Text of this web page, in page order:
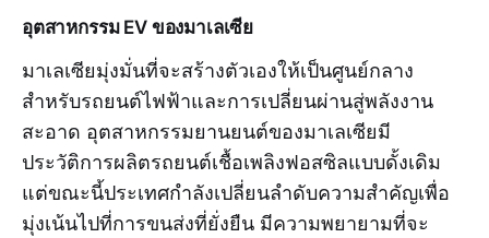
อุตสาหกรรม EV ของมาเลเซีย
มาเลเซียมุ่งมั่นที่จะสร้างตัวเองให้เป็นศูนย์กลาง
สำหรับรถยนต์ไฟฟ้าและการเปลี่ยนผ่านสู่พลังงาน
สะอาด อุตสาหกรรมยานยนต์ของมาเลเซียมี
ประวัติการผลิตรถยนต์เชื้อเพลิงฟอสซิลแบบดั้งเดิม
แต่ขณะนี้ประเทศกำลังเปลี่ยนลำดับความสำคัญเพื่อ
มุ่งเน้นไปที่การขนส่งที่ยั่งยืน มีความพยายามที่จะ